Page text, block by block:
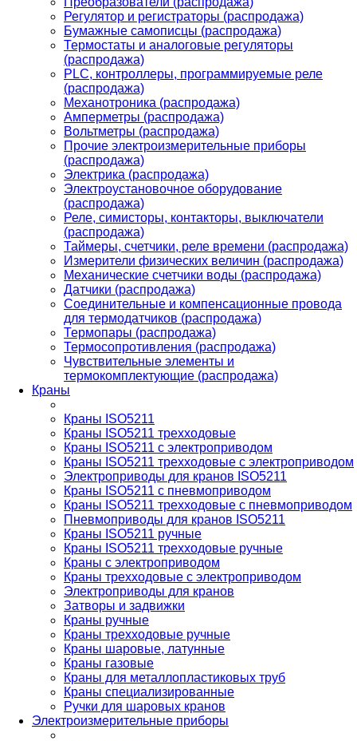
Регулятор и регистраторы (распродажа)
Бумажные самописцы (распродажа)
Термостаты и аналоговые регуляторы
(распродажа)
PLС, контроллеры, программируемые реле
(распродажа)
Механотроника (распродажа)
Амперметры (распродажа)
Вольтметры (распродажа)
Прочие электроизмерительные приборы
(распродажа)
Электрика (распродажа)
Электроустановочное оборудование
(распродажа)
Реле, симисторы, контакторы, выключатели
(распродажа)
Таймеры, счетчики, реле времени (распродажа)
Измерители физических величин (распродажа)
Механические счетчики воды (распродажа)
Датчики (распродажа)
Соединительные и компенсационные провода
для термодатчиков (распродажа)
Термопары (распродажа)
Термосопротивления (распродажа)
Чувствительные элементы и
термокомплектующие (распродажа)
Краны
Краны ISO5211
Краны ISO5211 трехходовые
Краны ISO5211 с электроприводом
Краны ISO5211 трехходовые с электроприводом
Электроприводы для кранов ISO5211
Краны ISO5211 с пневмоприводом
Краны ISO5211 трехходовые с пневмоприводом
Пневмоприводы для кранов ISO5211
Краны ISO5211 ручные
Краны ISO5211 трехходовые ручные
Краны с электроприводом
Краны трехходовые с электроприводом
Электроприводы для кранов
Затворы и задвижки
Краны ручные
Краны трехходовые ручные
Краны шаровые, латунные
Краны газовые
Краны для металлопластиковых труб
Краны специализированные
Ручки для шаровых кранов
Электроизмерительные приборы